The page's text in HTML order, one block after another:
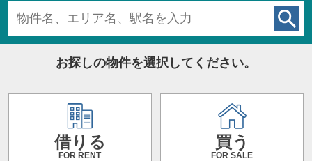
お探しの物件を選択してください。
借りる
FOR RENT
買う
FOR SALE